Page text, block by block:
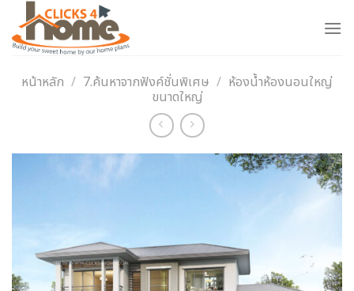
content
หน้าหลัก / 7.ค้นหาจากฟังค์ชั่นพิเศษ / ห้องน้ำห้องนอนใหญ่
ขนาดใหญ่